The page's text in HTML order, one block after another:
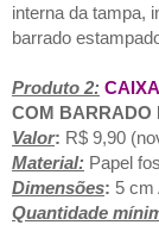
interna da tampa,
barrado
Produto 2:
COM BARRADO
Valor: R$ 9,90
Material: Papel
Dimensões: 5 cm
Quantidade